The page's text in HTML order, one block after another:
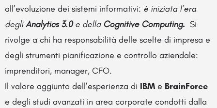
all’evoluzione dei sistemi informativi: è iniziata l’era
degliAnalytics 3.0e della Cognitive Computing. Si
rivolge a chi ha responsabilità delle scelte di impresa e
degli strumenti pianificazione e controllo aziendale:
imprenditori, manager, CFO.
Il valore aggiunto dell’esperienza di IBMe BrainForce
e degli studi avanzati in area corporate condotti dalla